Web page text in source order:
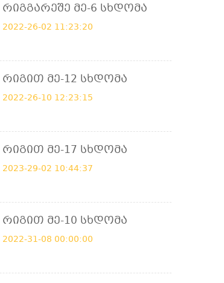
Რიგგარეშე Მე-6 Სხდომა
2022-26-02 11:23:20
Რიგით Მე-12 Სხდომა
2022-26-10 12:23:15
Რიგით Მე-17 Სხდომა
2023-29-02 10:44:37
Რიგით Მე-10 Სხდომა
2022-31-08 00:00:00